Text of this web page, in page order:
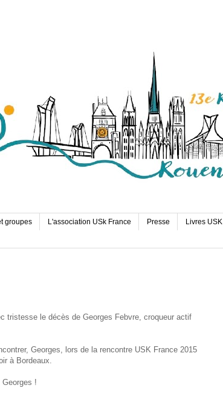
groupes L'association USk France Presse Livres USK
tristesse le décès de Georges Febvre, croqueur actif
Georges, lors de la rencontre USK France 2015
à Bordeaux.
!